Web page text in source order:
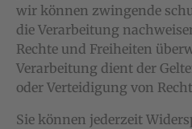
wir können zwingende
die Verarbeitung
Rechte und Freiheiten
Verarbeitung dient der
oder Verteidigung von
Sie können jederzeit